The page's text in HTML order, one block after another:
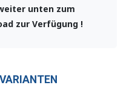
unten zum
zur Verfügung !